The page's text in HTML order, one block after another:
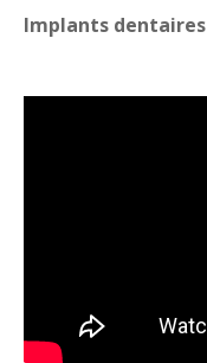
Implants dentaires